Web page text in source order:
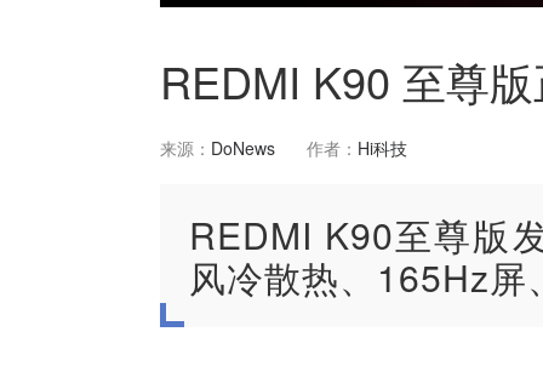
REDMI K90 至尊
来源： DoNews 作者： Hi科技
REDMI K90至尊版
风冷散热、165Hz